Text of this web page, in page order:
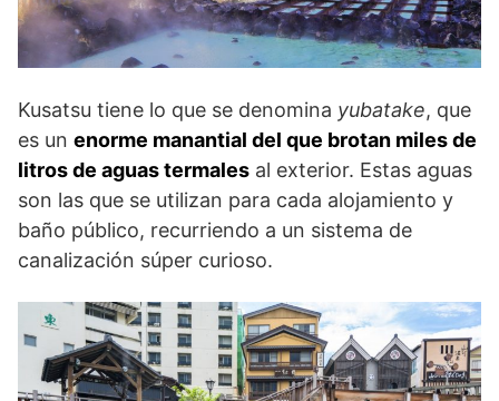
Kusatsu tiene lo que se denomina yubatake, que
es un enorme manantial del que brotan miles de
litros de aguas termales al exterior. Estas aguas
son las que se utilizan para cada alojamiento y
baño público, recurriendo a un sistema de
canalización súper curioso.